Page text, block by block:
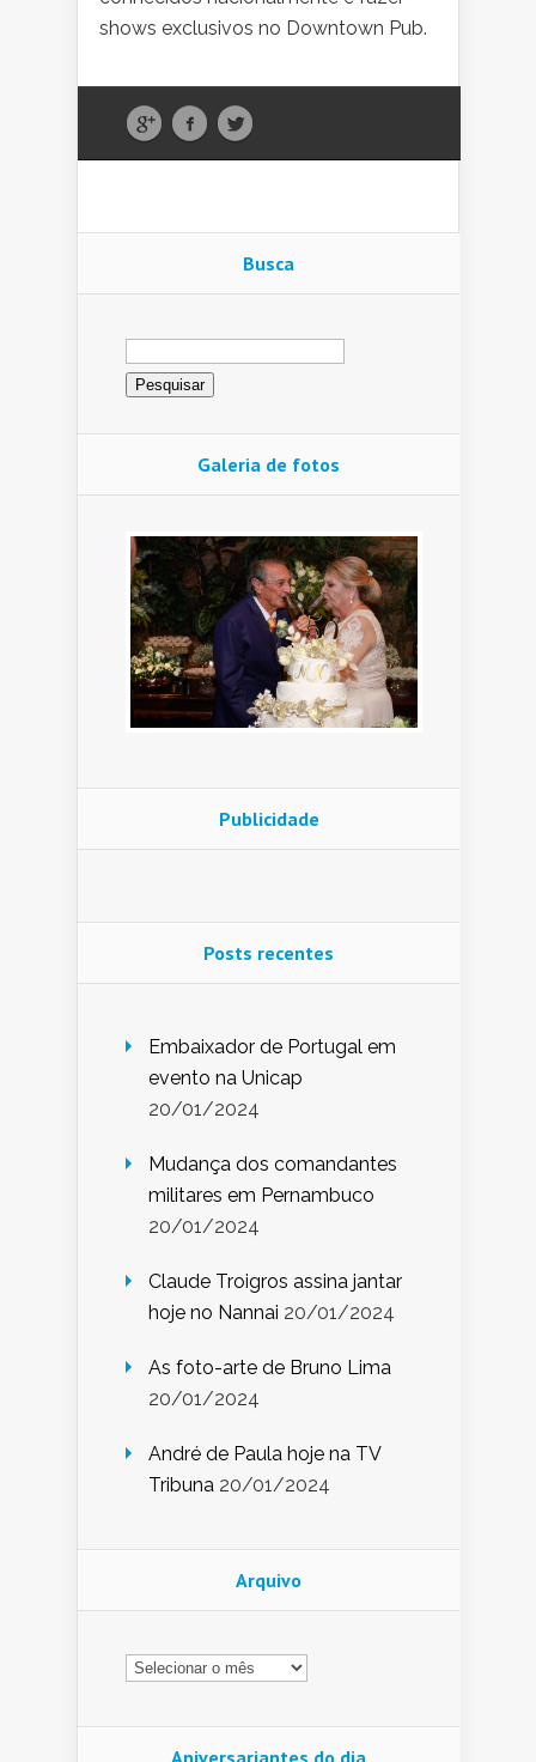
shows exclusivos no Downtown Pub.
Busca
Pesquisar
por:
Galeria de fotos
Publicidade
Posts recentes
Embaixador de Portugal em
evento na Unicap
20/01/2024
Mudança dos comandantes
militares em Pernambuco
20/01/2024
Claude Troigros assina jantar
hoje no Nannai 20/01/2024
As foto-arte de Bruno Lima
20/01/2024
André de Paula hoje na TV
Tribuna 20/01/2024
Arquivo
Arquivo
Aniversariantes do dia